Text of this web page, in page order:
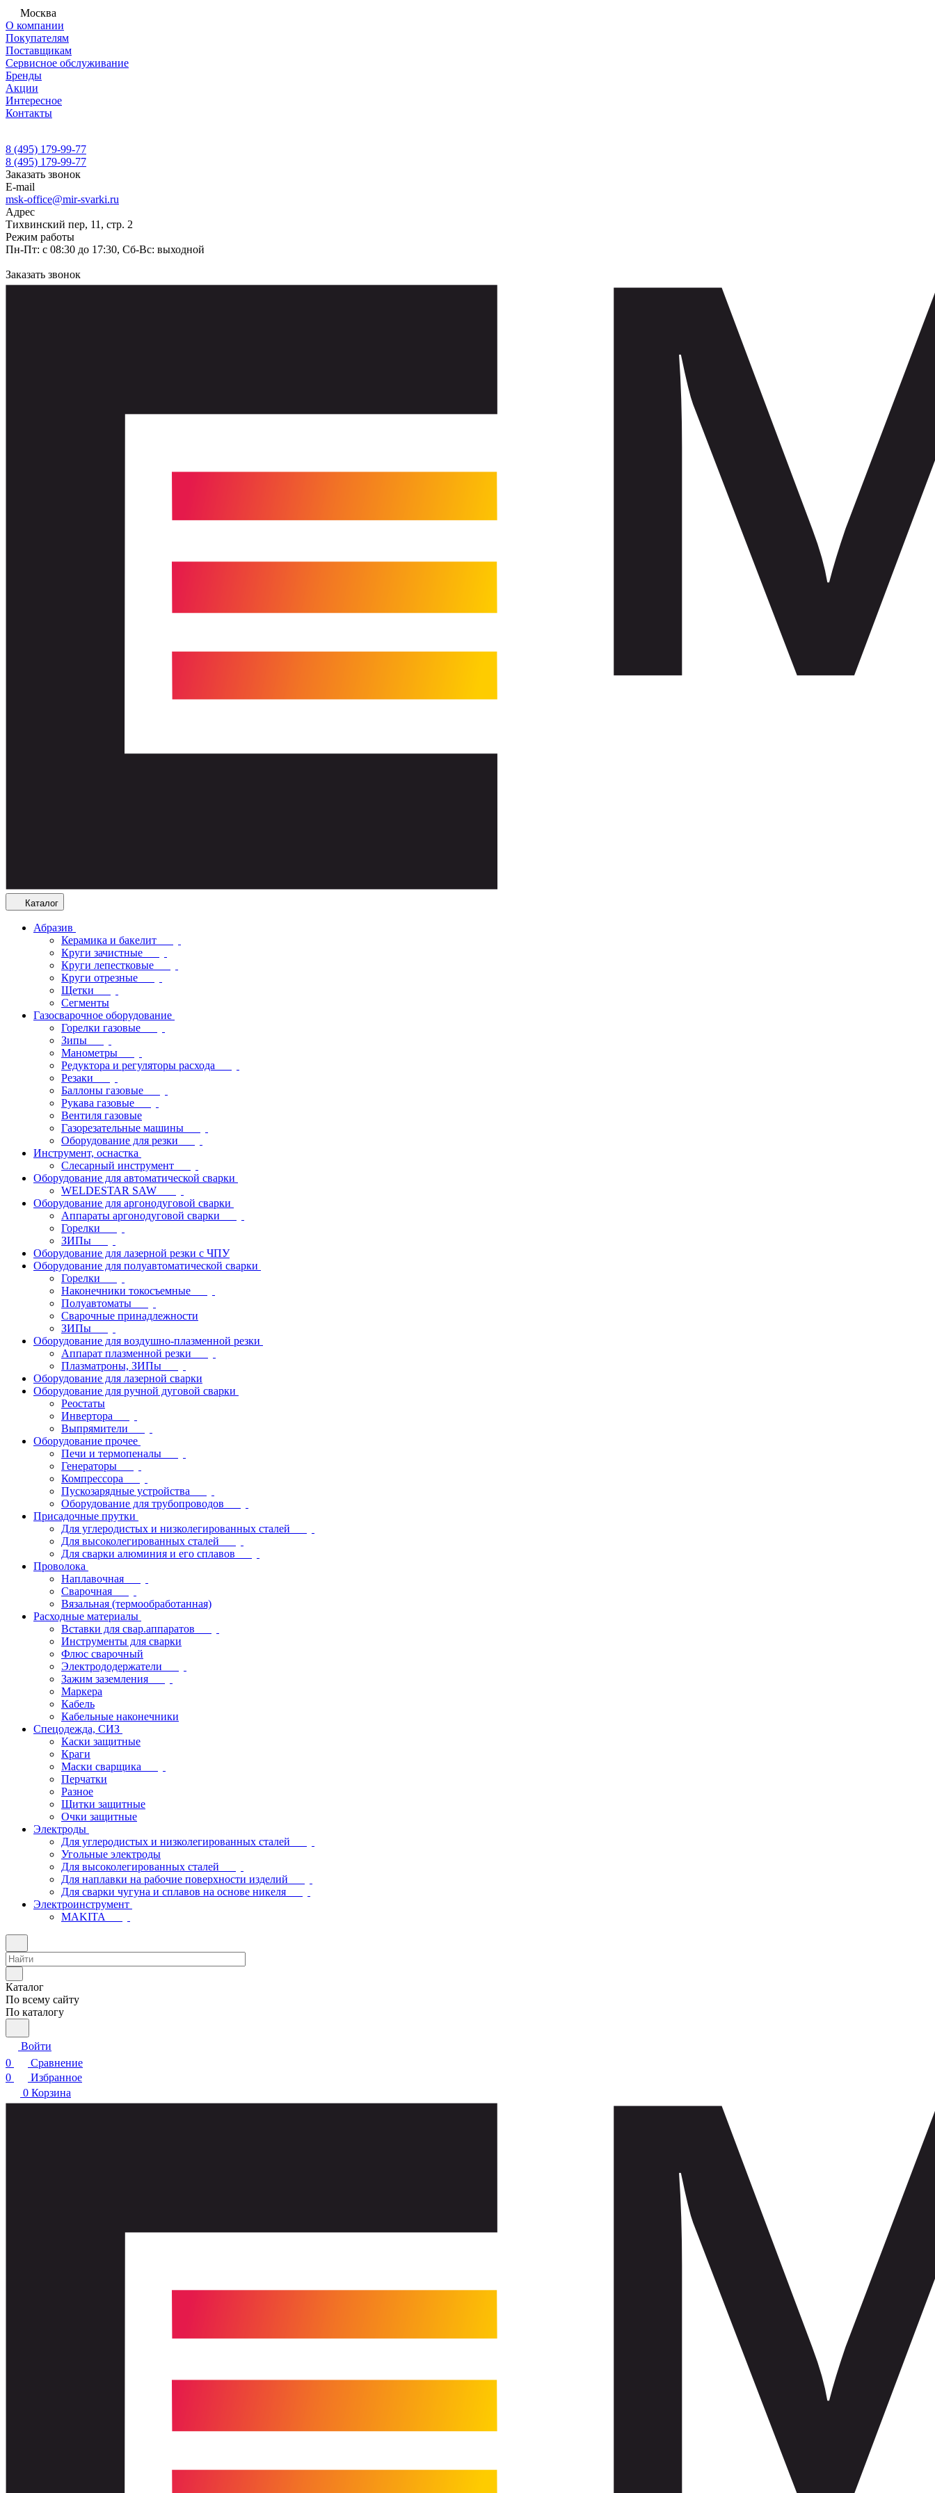
Москва
О компании
Покупателям
Поставщикам
Сервисное обслуживание
Бренды
Акции
Интересное
Контакты
8 (495) 179-99-77
8 (495) 179-99-77
Заказать звонок
E-mail
msk-office@mir-svarki.ru
Адрес
Тихвинский пер, 11, стр. 2
Режим работы
Пн-Пт: с 08:30 до 17:30, Сб-Вс: выходной
Заказать звонок
Каталог
Абразив
Керамика и бакелит
Круги зачистные
Круги лепестковые
Круги отрезные
Щетки
Сегменты
Газосварочное оборудование
Горелки газовые
Зипы
Манометры
Редуктора и регуляторы расхода
Резаки
Баллоны газовые
Рукава газовые
Вентиля газовые
Газорезательные машины
Оборудование для резки
Инструмент, оснастка
Слесарный инструмент
Оборудование для автоматической сварки
WELDESTAR SAW
Оборудование для аргонодуговой сварки
Аппараты аргонодуговой сварки
Горелки
ЗИПы
Оборудование для лазерной резки с ЧПУ
Оборудование для полуавтоматической сварки
Горелки
Наконечники токосъемные
Полуавтоматы
Сварочные принадлежности
ЗИПы
Оборудование для воздушно-плазменной резки
Аппарат плазменной резки
Плазматроны, ЗИПы
Оборудование для лазерной сварки
Оборудование для ручной дуговой сварки
Реостаты
Инвертора
Выпрямители
Оборудование прочее
Печи и термопеналы
Генераторы
Компрессора
Пускозарядные устройства
Оборудование для трубопроводов
Присадочные прутки
Для углеродистых и низколегированных сталей
Для высоколегированных сталей
Для сварки алюминия и его сплавов
Проволока
Наплавочная
Сварочная
Вязальная (термообработанная)
Расходные материалы
Вставки для свар.аппаратов
Инструменты для сварки
Флюс сварочный
Электрододержатели
Зажим заземления
Маркера
Кабель
Кабельные наконечники
Спецодежда, СИЗ
Каски защитные
Краги
Маски сварщика
Перчатки
Разное
Щитки защитные
Очки защитные
Электроды
Для углеродистых и низколегированных сталей
Угольные электроды
Для высоколегированных сталей
Для наплавки на рабочие поверхности изделий
Для сварки чугуна и сплавов на основе никеля
Электроинструмент
МAKITA
Каталог
По всему сайту
По каталогу
Войти
0
Сравнение
0
Избранное
0 Корзина